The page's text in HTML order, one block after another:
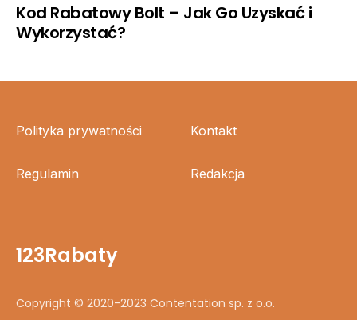
Kod Rabatowy Bolt – Jak Go Uzyskać i
Wykorzystać?
Polityka prywatności Kontakt
Regulamin Redakcja
123Rabaty
Copyright © 2020-2023 Contentation sp. z o.o.